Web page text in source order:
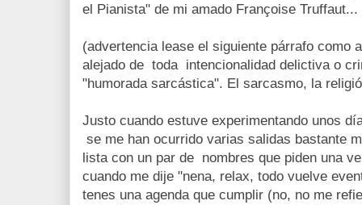
el Pianista" de mi amado Françoise Truffaut...
(advertencia lease el siguiente párrafo como
alejado de toda intencionalidad delictiva o
"humorada sarcástica". El sarcasmo, la
Justo cuando estuve experimentando unos
se me han ocurrido varias salidas bastante
lista con un par de nombres que piden una
cuando me dije "nena, relax, todo vuelve
tenes una agenda que cumplir (no, no me